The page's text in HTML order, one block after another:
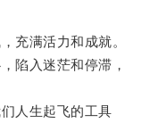
满活力和成就。
入迷茫和停滞，
人生起飞的工具